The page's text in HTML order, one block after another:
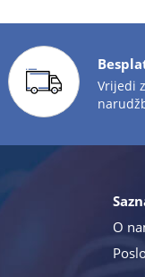
Vrijedi
O